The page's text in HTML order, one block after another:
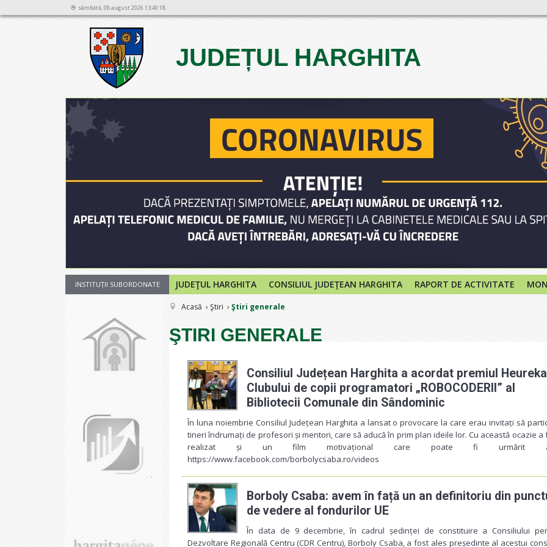
sâmbătă, 08 august 2026 13:40:18
JUDEȚUL HARGHITA
12
INSTITUȚII SUBORDONATE JUDEŢUL HARGHITA CONSILIUL JUDEŢEAN HARGHITA RAPORT DE ACTIVITATE
Acasă Ştiri Ştiri generale
ŞTIRI GENERALE
Consiliul Județean Harghita a acordat premiul Heureka
Clubului de copii programatori „ROBOCODERII” al
Bibliotecii Comunale din Sândominic
În luna noiembrie Consiliul Județean Harghita a lansat oprovocare la care erau invitați să
tineri îndrumați de profesori și mentori, care să aducă în prim plan ideile lor. Cu această ocazie a
realizat și un film motivațional care poate fi urmărit
https://www.facebook.com/borbolycsaba.ro/videos
Borboly Csaba: avem în față un an definitoriu din
de vedere al fondurilor UE
În data de 9 decembrie, în cadrul ședinței de constituire a Consiliului
Dezvoltare Regională Centru (CDR Centru), Borboly Csaba, a fost ales președinte al acestui